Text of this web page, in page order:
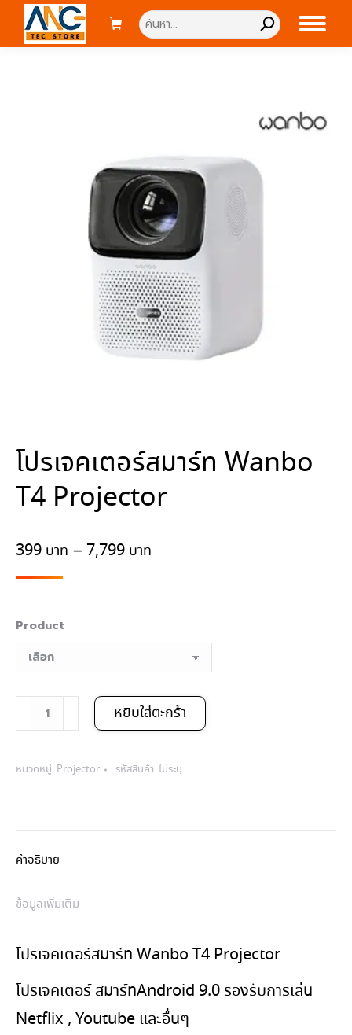
Search:
โปรเจคเตอร์สมาร์ท Wanbo
T4 Projector
399 – 7,799
7,799฿
Product
จำนวน
โปร
เจ
อร์
ร์ท
T4
Projector
ชิ้น
หยิบใส่ตะกร้า
หมวดหมู่: Projector รหัสสินค้า:ไม่ระบุ
คำอธิบาย
ข้อมูลเพิ่มเติม
โปรเจคเตอร์สมาร์ท Wanbo T4 Projector
โปรเจคเตอร์ สมาร์ทAndroid 9.0 รองรับการเล่น
Netflix , Youtube และอื่นๆ